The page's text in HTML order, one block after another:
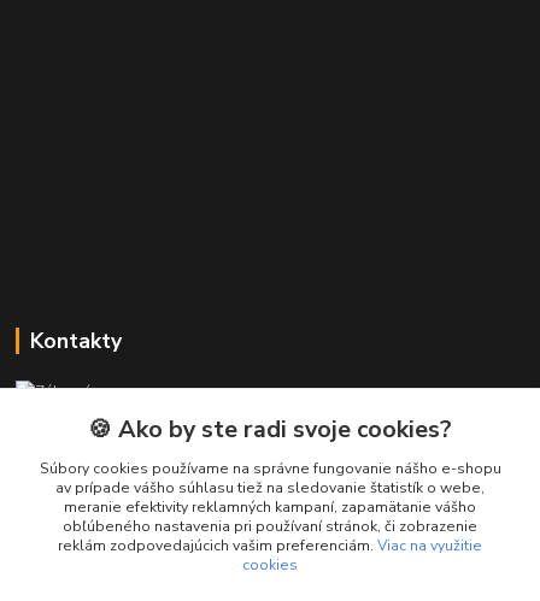
Kontakty
+421 911 010 560
Po-Pia, 13-17 hod.
info@presmartfon.sk
🍪 Ako by ste radi svoje cookies?
Súbory cookies používame na správne fungovanie nášho e-shopu
av prípade vášho súhlasu tiež na sledovanie štatistík o webe,
meranie efektivity reklamných kampaní, zapamätanie vášho
obľúbeného nastavenia pri používaní stránok, či zobrazenie
reklám zodpovedajúcich vašim preferenciám. Viac na využitie
cookies